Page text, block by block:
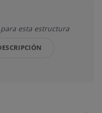
esta estructura